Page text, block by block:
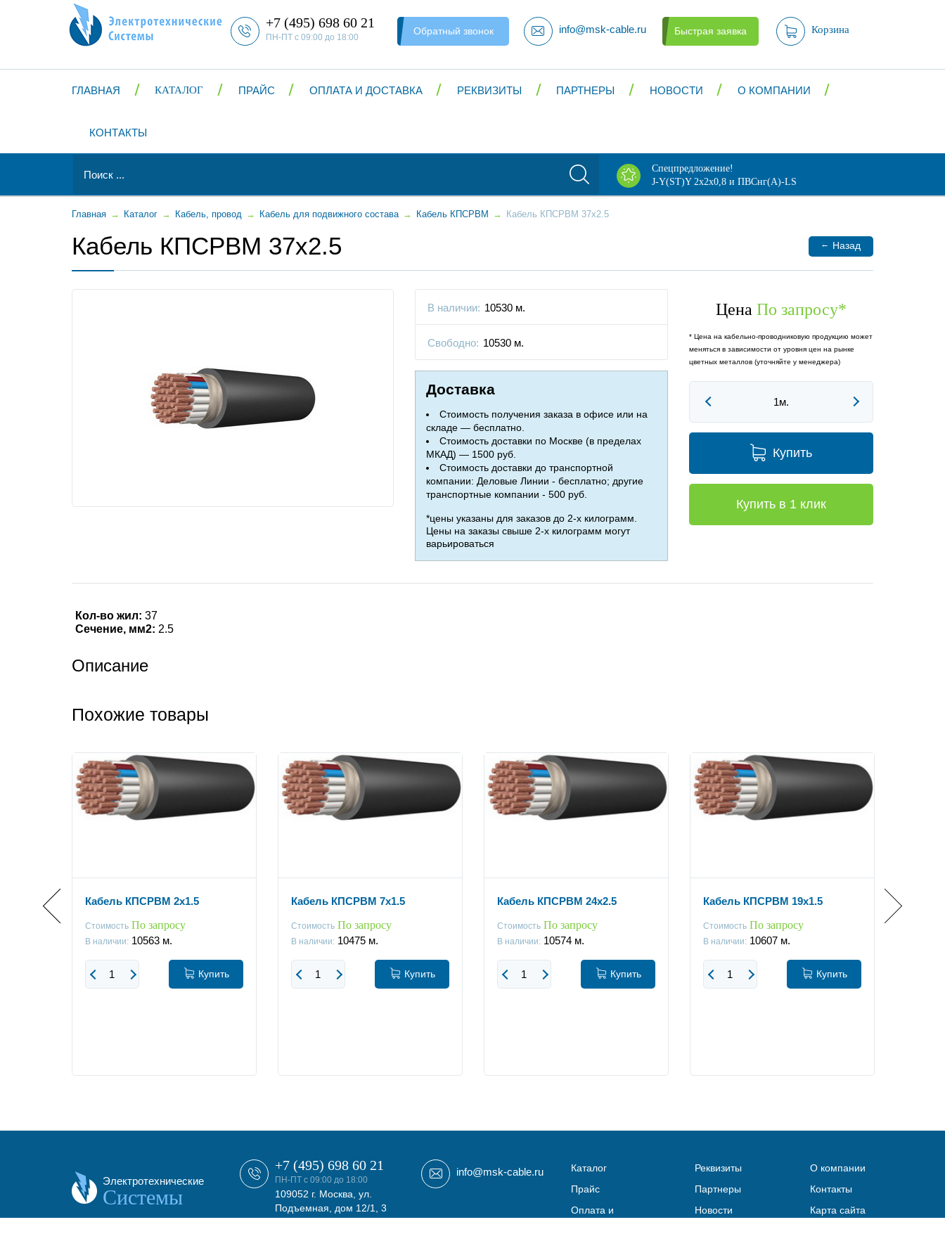
+7 (495) 698 60 21
ПН-ПТ с 09:00 до 18:00
Обратный звонок info@msk-cable.ru Быстрая заявка Корзина
ГЛАВНАЯ КАТАЛОГ ПРАЙС ОПЛАТА И ДОСТАВКА РЕКВИЗИТЫ ПАРТНЕРЫ НОВОСТИ О КОМПАНИИ
КОНТАКТЫ
Спецпредложение!
J-Y(ST)Y 2х2х0,8 и ПВСнг(А)-LS
Главная → Каталог → Кабель, провод → Кабель для подвижного состава → Кабель КПСРВМ → Кабель КПСРВМ 37x2.5
Кабель КПСРВМ 37x2.5 ← Назад
В наличии: 10530 м.
Свободно: 10530 м.
Доставка
Стоимость получения заказа в офисе или на
складе — бесплатно.
Стоимость доставки по Москве (в пределах
МКАД) — 1500 руб.
Стоимость доставки до транспортной
компании: Деловые Линии - бесплатно; другие
транспортные компании - 500 руб.
*цены указаны для заказов до 2-х килограмм.
Цены на заказы свыше 2-х килограмм могут
варьироваться
Цена По запросу*
* Цена на кабельно-проводниковую продукцию может
меняться в зависимости от уровня цен на рынке
цветных металлов (уточняйте у менеджера)
Купить
Купить в 1 клик
Кол-во жил: 37
Сечение, мм2: 2.5
Описание
Похожие товары
Кабель КПСРВМ 2x1.5
СтоимостьПо запросу
В наличии:10563 м.
Купить
Кабель КПСРВМ 7x1.5
СтоимостьПо запросу
В наличии:10475 м.
Купить
Кабель КПСРВМ 24x2.5
СтоимостьПо запросу
В наличии:10574 м.
Купить
Кабель КПСРВМ 19x1.5
СтоимостьПо запросу
В наличии:10607 м.
Купить
Электротехнические
Системы
+7 (495) 698 60 21
ПН-ПТ с 09:00 до 18:00
109052 г. Москва, ул.
Подъемная, дом 12/1, 3
info@msk-cable.ru
Каталог
Прайс
Оплата и
Реквизиты
Партнеры
Новости
О компании
Контакты
Карта сайта